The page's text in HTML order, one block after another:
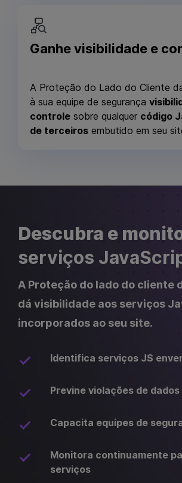
Ganhe visibilidade e
A Proteção do Lado do Cliente
à sua equipe de segurança
controle sobre qualquer código
de terceiros embutido em seu
Descubra e
serviços
A Proteção do lado do cliente
dá visibilidade aos serviços
incorporados ao seu site.
Identifica serviços JS
Previne violações de dados
Capacita equipes de
Monitora continuamente
serviços